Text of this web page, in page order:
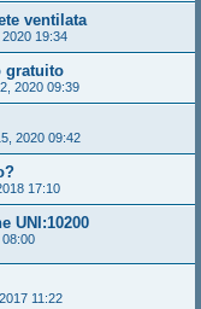
ventilata
19:34
gratuito
2020 09:39
2020 09:42
17:10
UNI:10200
08:00
11:22